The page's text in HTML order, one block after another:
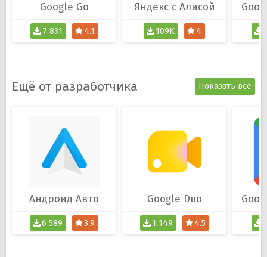
Google Go
7 831 4.1
Яндекс с Алисой
109K 4
Ещё от разработчика Показать все
Андроид Авто
6 589 3.9
Google Duo
1 149 4.5